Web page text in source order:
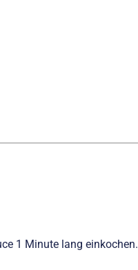
1 Minute lang einkochen.